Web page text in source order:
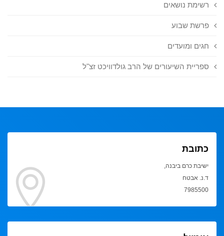
רשימת נושאים
פרשת שבוע
חגים ומועדים
ספריית השיעורים של הרב גולדוויכט זצ"ל
כתובת
ישיבת כרם ביבנה,
ד.נ. אבטח
7985500